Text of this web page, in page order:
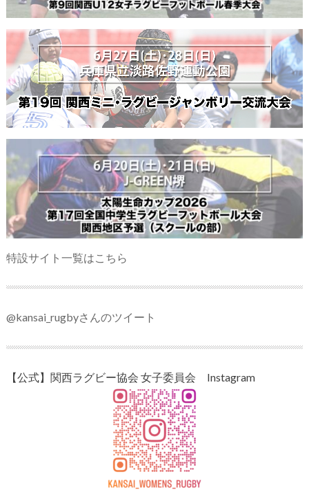
特設サイト一覧はこちら
@kansai_rugbyさんのツイート
【公式】関西ラグビー協会 女子委員会 Instagram